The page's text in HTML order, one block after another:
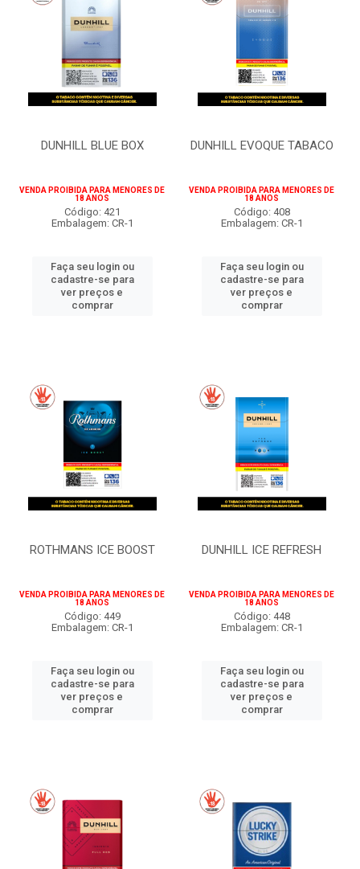
DUNHILL BLUE BOX
VENDA PROIBIDA PARA MENORES DE
18 ANOS
Código: 421
Embalagem: CR-1
Faça seu login ou
cadastre-se para
ver preços e
comprar
DUNHILL EVOQUE TABACO
VENDA PROIBIDA PARA MENORES DE
18 ANOS
Código: 408
Embalagem: CR-1
Faça seu login ou
cadastre-se para
ver preços e
comprar
ROTHMANS ICE BOOST
VENDA PROIBIDA PARA MENORES DE
18 ANOS
Código: 449
Embalagem: CR-1
Faça seu login ou
cadastre-se para
ver preços e
comprar
DUNHILL ICE REFRESH
VENDA PROIBIDA PARA MENORES DE
18 ANOS
Código: 448
Embalagem: CR-1
Faça seu login ou
cadastre-se para
ver preços e
comprar